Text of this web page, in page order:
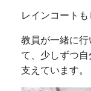
レインコートも
教員が一緒に行
て、少しずつ
支えています。